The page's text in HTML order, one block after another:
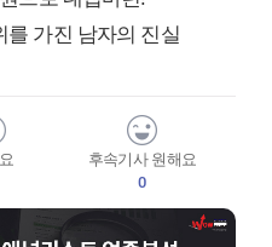
를 가진 남자의 진실
후속기사 원해요
0